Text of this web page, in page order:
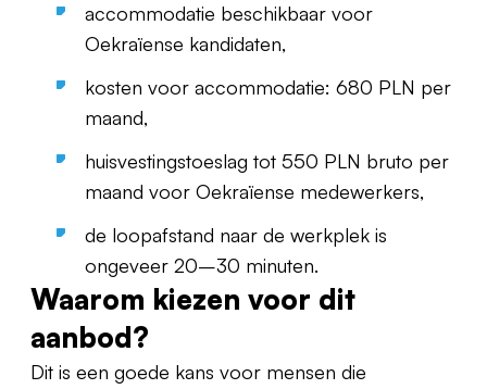
accommodatie beschikbaar voor
Oekraïense kandidaten,
kosten voor accommodatie: 680 PLN per
maand,
huisvestingstoeslag tot 550 PLN bruto per
maand voor Oekraïense medewerkers,
de loopafstand naar de werkplek is
ongeveer 20–30 minuten.
Waarom kiezen voor dit
aanbod?
Dit is een goede kans voor mensen die